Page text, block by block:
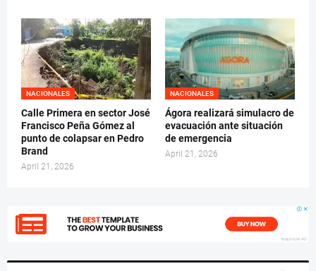
NACIONALES
Calle Primera en sector José
Francisco Peña Gómez al
punto de colapsar en Pedro
Brand
April 21, 2026
NACIONALES
Ágora realizará simulacro de
evacuación ante situación
de emergencia
April 21, 2026